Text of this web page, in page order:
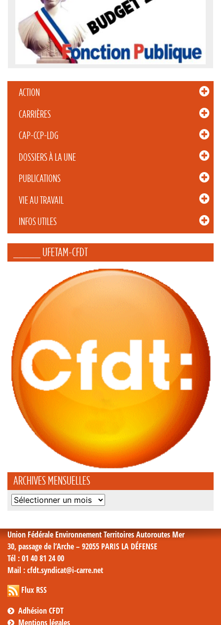
ACTION
CARRIÈRES
CAP-CCP-LDG
DOSSIERS À LA UNE
PUBLICATIONS
VIE AU TRAVAIL
INFOS UTILES
_____ UFETAM-CFDT
ARCHIVES MENSUELLES
Archives
Union Fédérale Environnement Territoires Autoroutes Mer
30, passage de l’Arche – 92055 PARIS LA DÉFENSE
Tél : 01 40 81 24 00
Mail : cfdt.syndicat@i-carre.net
Flux RSS
Adhésion CFDT
Mentions légales